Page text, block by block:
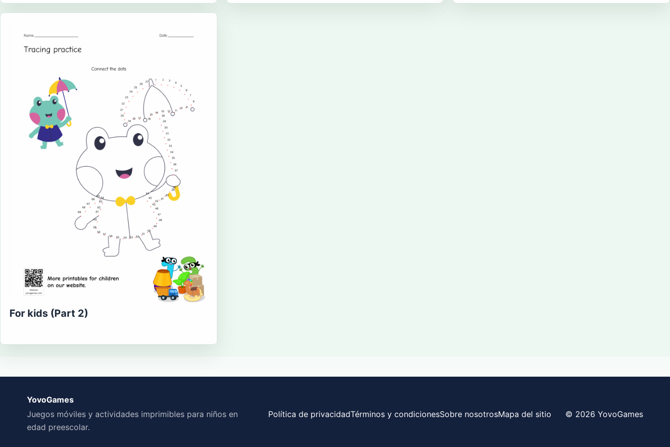
For kids (Part 2)
YovoGames
Juegos móviles y actividades imprimibles para niños en
edad preescolar.
Política de privacidadTérminos y condicionesSobre nosotrosMapa del sitio © 2026 YovoGames